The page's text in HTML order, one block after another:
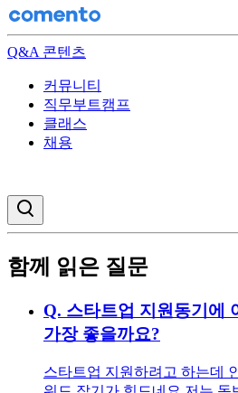
Q&A 콘텐츠
커뮤니티
직무부트캠프
클래스
채용
함께 읽은 질문
Q. 스타트업 지원동기에
가장 좋을까요?
스타트업 지원하려고 하는데